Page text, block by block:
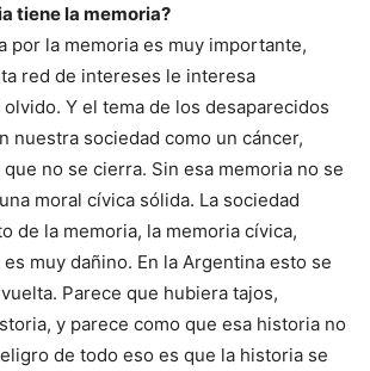
tiene la memoria?
por la memoria es muy importante,
red de intereses le interesa
Y el tema de los desaparecidos
nuestra sociedad como un cáncer,
no se cierra. Sin esa memoria no se
moral cívica sólida. La sociedad
de la memoria, la memoria cívica,
muy dañino. En la Argentina esto se
Parece que hubiera tajos,
y parece como que esa historia no
de todo eso es que la historia se